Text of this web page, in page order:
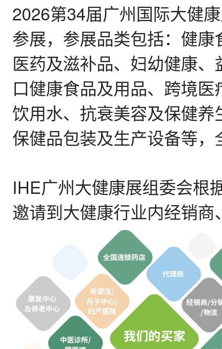
2026第34届广州国际大健
参展，参展品类包括：健
医药及滋补品、妇幼健康
口健康食品及用品、跨境
饮用水、抗衰美容及保健
保健品包装及生产设备等
IHE广州大健康展组委会根
邀请到大健康行业内经销